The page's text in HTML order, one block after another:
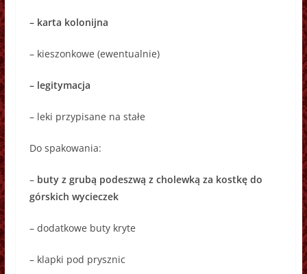
– karta kolonijna
– kieszonkowe (ewentualnie)
– legitymacja
– leki przypisane na stałe
Do spakowania:
– buty z grubą podeszwą z cholewką za kostkę do
górskich wycieczek
– dodatkowe buty kryte
– klapki pod prysznic